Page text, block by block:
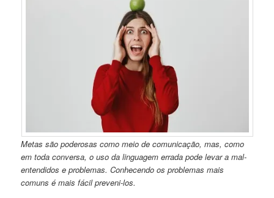
Metas são poderosas como meio de comunicação, mas, como
em toda conversa, o uso da linguagem errada pode levar a mal-
entendidos e problemas. Conhecendo os problemas mais
comuns é mais fácil preveni-los.